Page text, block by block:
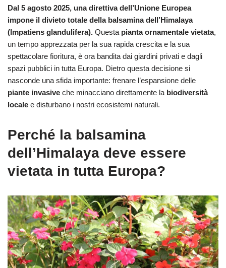
Dal 5 agosto 2025, una direttiva dell’Unione Europea
impone il divieto totale della balsamina dell’Himalaya
(Impatiens glandulifera). Questa pianta ornamentale vietata,
un tempo apprezzata per la sua rapida crescita e la sua
spettacolare fioritura, è ora bandita dai giardini privati e dagli
spazi pubblici in tutta Europa. Dietro questa decisione si
nasconde una sfida importante: frenare l’espansione delle
piante invasive che minacciano direttamente la biodiversità
locale e disturbano i nostri ecosistemi naturali.
Perché la balsamina
dell’Himalaya deve essere
vietata in tutta Europa?